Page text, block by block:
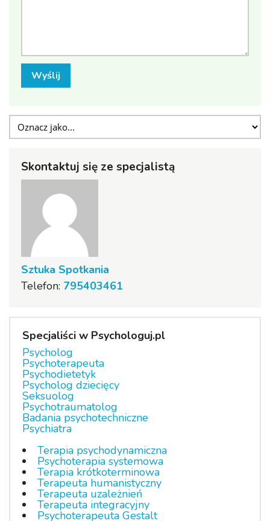
Wyślij
Skontaktuj się ze specjalistą
Sztuka Spotkania
Telefon: 795403461
Specjaliści w Psychologuj.pl
Psycholog
Psychoterapeuta
Psychodietetyk
Psycholog dziecięcy
Seksuolog
Psychotraumatolog
Badania psychotechniczne
Psychiatra
Terapia psychodynamiczna
Psychoterapia systemowa
Terapia krótkoterminowa
Terapeuta humanistyczny
Terapeuta uzależnień
Terapeuta integracyjny
Psychoterapeuta Gestalt